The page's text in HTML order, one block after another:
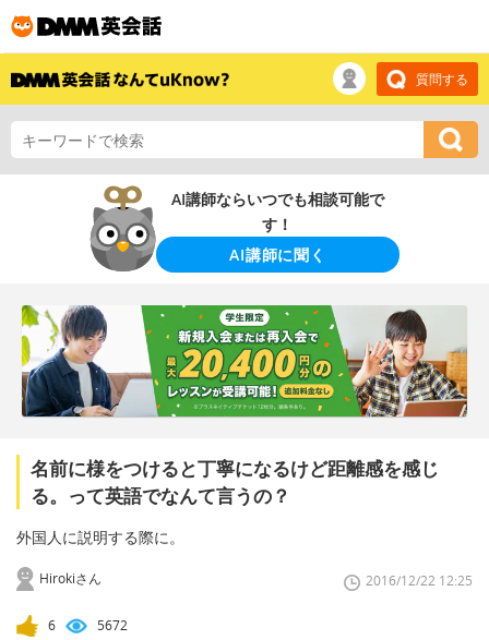
質問する
AI講師ならいつでも相談可能で
す！
AI講師に聞く
名前に様をつけると丁寧になるけど距離感を感じ
る。って英語でなんて言うの？
外国人に説明する際に。
Hirokiさん 2016/12/22 12:25
6 5672